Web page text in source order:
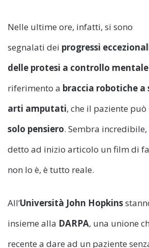
Nelle ultime ore, infatti, si sono
segnalati dei progressi
delle protesi a controllo mentale
riferimento a braccia robotiche
arti amputati, che il paziente può
solo pensiero. Sembra
detto ad inizio articolo un film di
non lo è, è tutto reale.
All’Università John Hopkins
insieme alla DARPA, una unione
recente a dare ad un paziente